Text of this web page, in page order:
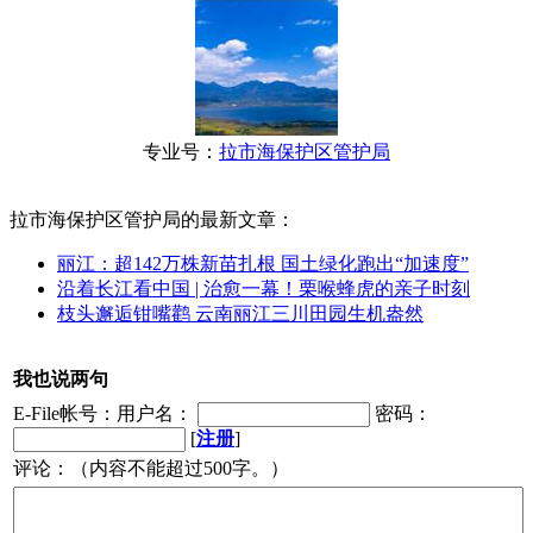
专业号： 拉市海保护区管护局
拉市海保护区管护局的最新文章：
丽江：超142万株新苗扎根 国土绿化跑出“加速度”
沿着长江看中国 | 治愈一幕！栗喉蜂虎的亲子时刻
枝头邂逅钳嘴鹳 云南丽江三川田园生机盎然
我也说两句
E-File帐号：用户名：
密码：
[注册]
评论：（内容不能超过500字。）